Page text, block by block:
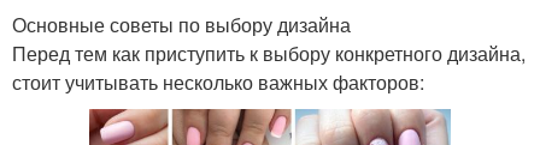
Основные советы по выбору дизайна
Перед тем как приступить к выбору конкретного дизайна,
стоит учитывать несколько важных факторов: